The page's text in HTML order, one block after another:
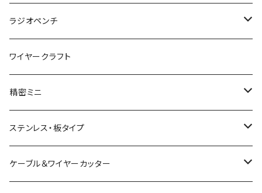
ピアノ線強力ニッパ
結束バンド2WAYニッパ
結束バンドひっぱりニッパ
電工Fニッパ
電工パワーニッパ
ミニプラスチックニッパ
マイクロプラスチックニッパ
模型プロ 片刃プラニッパ
片刃プラニッパ
ハイプラスチックニッパ
ペンチ
かるいペンチ
新サイズペンチ
かるいパワーペンチ
電工パワーペンチ
ラジオペンチ
ラジオペンチ
かるいラジオペンチ
新サイズラジオペンチ
マイクロラジオペンチ
ワイヤークラフト
精密ミニ
ミニマイクロニッパ
ミニプラスチックニッパ
ステンレス・板タイプ
ニッパ
ケーブル＆ワイヤーカッター